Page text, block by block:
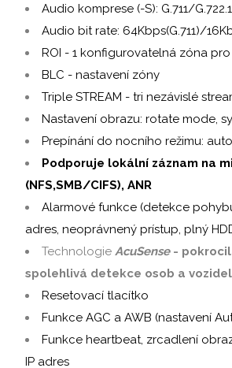
Audio komprese (-S): G.711/
Audio bit rate: 64Kbps(G.711)/
ROI - 1 konfigurovatelná zóna
BLC - nastavení zóny
Triple STREAM - tri nezávislé
Nastavení obrazu: rotate mode,
Prepínání do nocního režimu:
Podporuje lokální záznam na
(NFS,SMB/CIFS), ANR
Alarmové funkce (detekce
adres, neoprávnený prístup, plný
Technologie AcuSense-
spolehlivá detekce osob a vozidel
Resetovací tlacítko
Funkce AGC a AWB (nastavení
Funkce heartbeat, zrcadlení
IP adres